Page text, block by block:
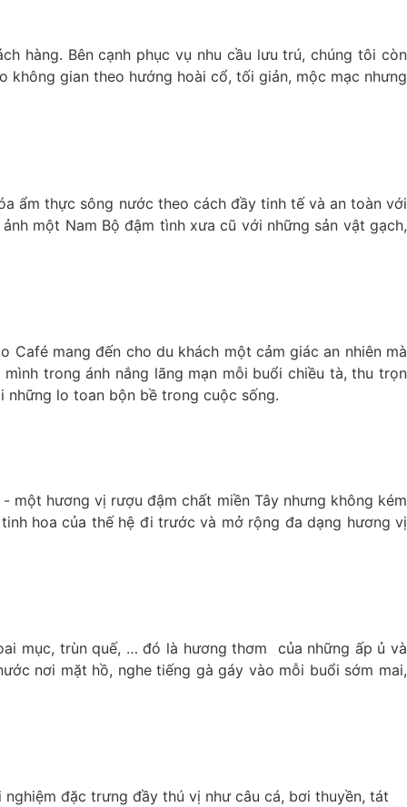
hàng. Bên cạnh phục vụ nhu cầu lưu trú, chúng tôi còn
gian theo hướng hoài cổ, tối giản, mộc mạc nhưng
ẩm thực sông nước theo cách đầy tinh tế và an toàn với
một Nam Bộ đậm tình xưa cũ với những sản vật gạch,
mang đến cho du khách một cảm giác an nhiên mà
trong ánh nắng lãng mạn mỗi buổi chiều tà, thu trọn
những lo toan bộn bề trong cuộc sống.
hương vị rượu đậm chất miền Tây nhưng không kém
hoa của thế hệ đi trước và mở rộng đa dạng hương vị
mục, trùn quế, … đó là hương thơm của những ấp ủ và
nơi mặt hồ, nghe tiếng gà gáy vào mỗi buổi sớm mai,
đặc trưng đầy thú vị như câu cá, bơi thuyền, tát